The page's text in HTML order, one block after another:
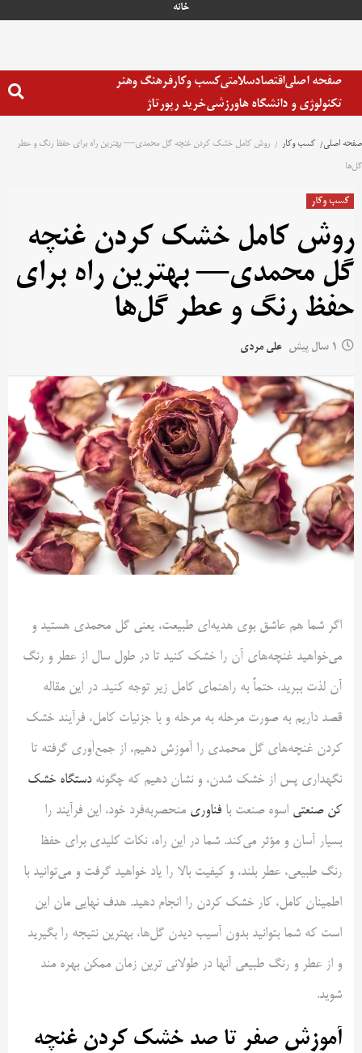
خانه
صفحه اصلیاقتصادسلامتیکسب وکارفرهنگ وهنر
تکنولوژی و دانشگاه هاورزشیخرید رپورتاژ
صفحه اصلی کسب وکار
روش کامل خشک کردن غنچه گل محمدی— بهترین راه برای حفظ رنگ و عطر
گل‌ها
کسب وکار
روش کامل خشک کردن غنچه
گل محمدی— بهترین راه برای
حفظ رنگ و عطر گل‌ها
1 سال پیش علی مردی
اگر شما هم عاشق بوی هدیه‌ای طبیعت، یعنی گل محمدی هستید و
می‌خواهید غنچه‌های آن را خشک کنید تا در طول سال از عطر و رنگ
آن لذت ببرید، حتماً به راهنمای کامل زیر توجه کنید. در این مقاله
قصد داریم به صورت مرحله به مرحله و با جزئیات کامل، فرآیند خشک
کردن غنچه‌های گل محمدی را آموزش دهیم، از جمع‌آوری گرفته تا
نگهداری پس از خشک شدن، و نشان دهیم که چگونهدستگاه خشک
کن صنعتی اسوه صنعت با فناوری منحصربه‌فرد خود، این فرآیند را
بسیار آسان و مؤثر می‌کند. شما در این راه، نکات کلیدی برای حفظ
رنگ طبیعی، عطر بلند، و کیفیت بالا را یاد خواهید گرفت و می‌توانید با
اطمینان کامل، کار خشک کردن را انجام دهید. هدف نهایی‌ مان این
است که شما بتوانید بدون آسیب دیدن گل‌ها، بهترین نتیجه را بگیرید
و از عطر و رنگ طبیعی آنها در طولانی‌ ترین زمان ممکن بهره‌ مند
شوید.
آموزش صفر تا صد خشک کردن غنچه